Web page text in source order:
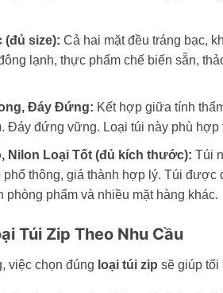
(đủ size): Cả hai mặt đều tráng bạc,
lạnh, thực phẩm chế biến sẵn,
Đáy Đứng: Kết hợp giữa tính
Đáy đứng vững. Loại túi này phù
Nilon Loại Tốt (đủ kích thước): Túi
thông, giá thành hợp lý. Túi
phòng phẩm và nhiều mặt hàng khác.
Túi Zip Theo Nhu Cầu
việc chọn đúng loại túi zip sẽ giúp tối